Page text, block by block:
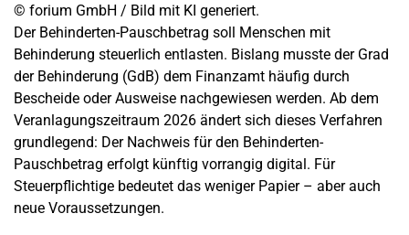
© forium GmbH / Bild mit KI generiert.
Der Behinderten-Pauschbetrag soll Menschen mit
Behinderung steuerlich entlasten. Bislang musste der Grad
der Behinderung (GdB) dem Finanzamt häufig durch
Bescheide oder Ausweise nachgewiesen werden. Ab dem
Veranlagungszeitraum 2026 ändert sich dieses Verfahren
grundlegend: Der Nachweis für den Behinderten-
Pauschbetrag erfolgt künftig vorrangig digital. Für
Steuerpflichtige bedeutet das weniger Papier – aber auch
neue Voraussetzungen.